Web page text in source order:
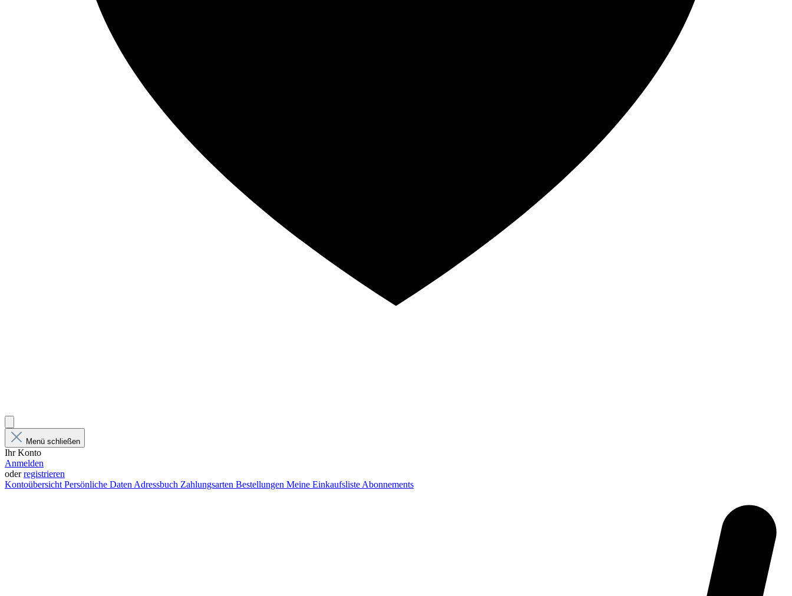
Menü schließen
Ihr Konto
Anmelden
oderregistrieren
KontoübersichtPersönliche DatenAdressbuch Zahlungsarten Bestellungen Meine EinkaufslisteAbonnements